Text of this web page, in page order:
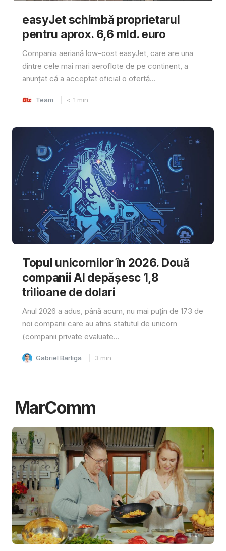
easyJet schimbă proprietarul
pentru aprox. 6,6 mld. euro
Compania aeriană low-cost easyJet, care are una
dintre cele mai mari aeroflote de pe continent, a
anunțat că a acceptat oficial o ofertă...
Team < 1 min
Topul unicornilor în 2026. Două
companii AI depășesc 1,8
trilioane de dolari
Anul 2026 a adus, până acum, nu mai puțin de 173 de
noi companii care au atins statutul de unicorn
(companii private evaluate...
Gabriel Barliga 3 min
MarComm